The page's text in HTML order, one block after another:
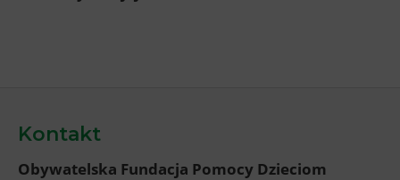
Kontakt
Obywatelska Fundacja Pomocy Dzieciom